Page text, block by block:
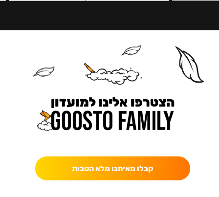
הצטרפו אלינו למועדון
קבלו מאיתנו מלא הטבות